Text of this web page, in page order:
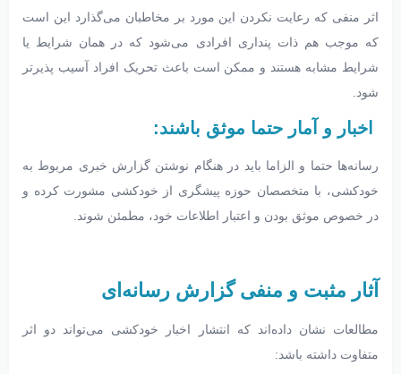
اثر منفی که رعایت نکردن این مورد بر مخاطبان می‌گذارد این است
که موجب هم ذات پنداری افرادی می‌شود که در همان شرایط یا
شرایط مشابه هستند و ممکن است باعث تحریک افراد آسیب پذیرتر
شود.
اخبار و آمار حتما موثق باشند:
رسانه‌ها حتما و الزاما باید در هنگام نوشتن گزارش خبری مربوط به
خودکشی، با متخصصان حوزه پیشگری از خودکشی مشورت کرده و
در خصوص موثق بودن و اعتبار اطلاعات خود، مطمئن شوند.
آثار مثبت و منفی گزارش رسانه‌ای
مطالعات نشان داده‌اند که انتشار اخبار خودکشی می‌تواند دو اثر
متفاوت داشته باشد: